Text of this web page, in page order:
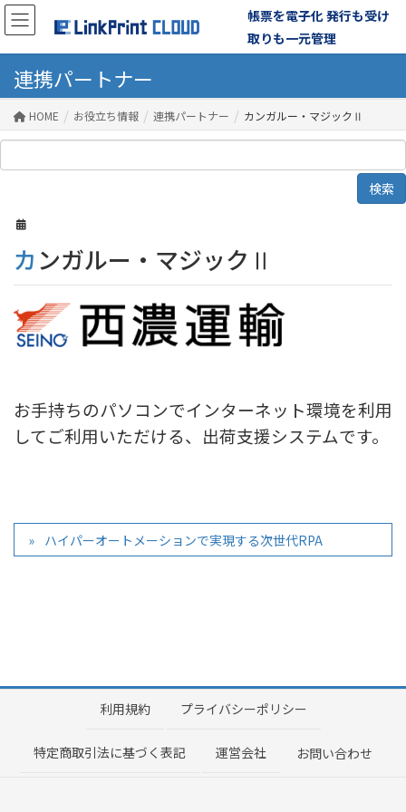
帳票を電子化 発行も受け
取りも一元管理
連携パートナー
HOME お役立ち情報 連携パートナー カンガルー・マジックⅡ
カンガルー・マジックⅡ
お手持ちのパソコンでインターネット環境を利用
してご利用いただける、出荷支援システムです。
ハイパーオートメーションで実現する次世代RPA
利用規約 プライバシーポリシー
特定商取引法に基づく表記 運営会社 お問い合わせ